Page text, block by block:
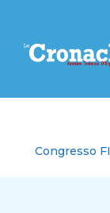
Congresso